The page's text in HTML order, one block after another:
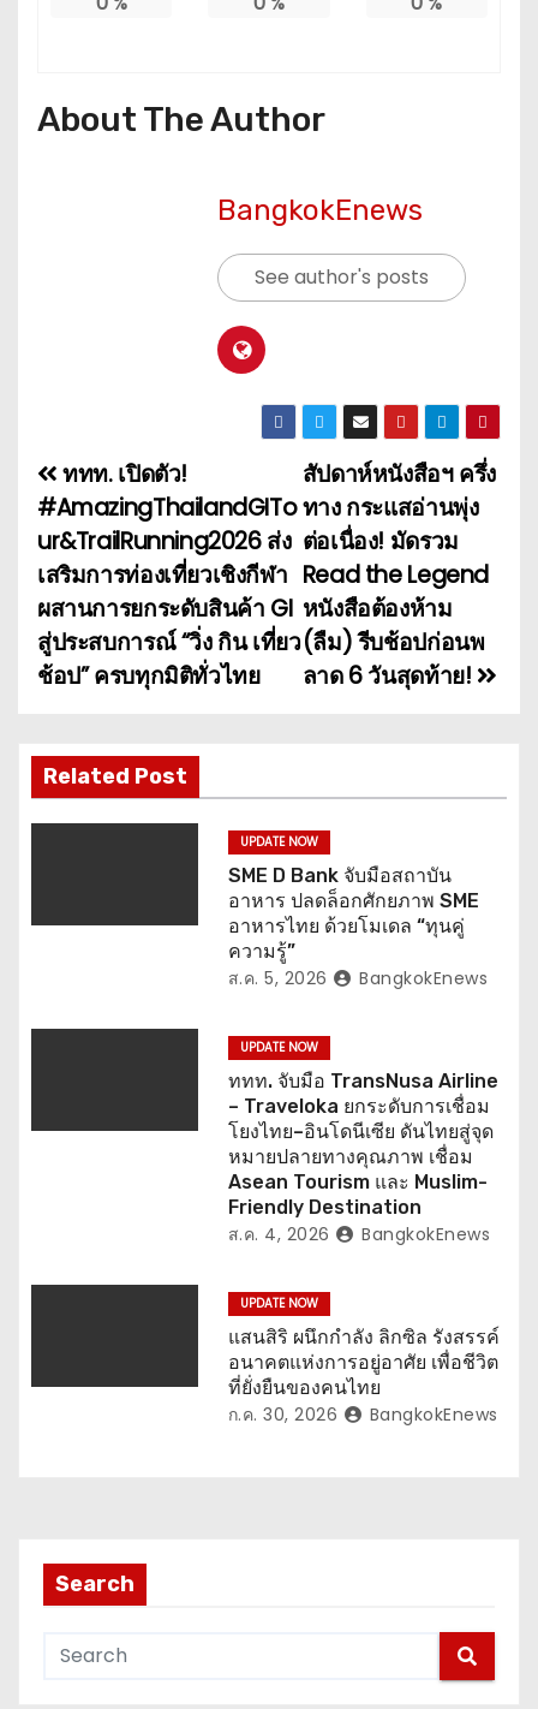
About The Author
BangkokEnews
See author's posts
แ
น
ะ
แ
น
เ
รื่
ง
สัปดาห์หนังสือฯ ครึ่ง
ทาง กระแสอ่านพุ่ง
ต่อเนื่อง! มัดรวม
Read the Legend
หนังสือต้องห้าม
(ลืม) รีบช้อปก่อนพ
ลาด 6 วันสุดท้าย!
ททท. เปิดตัว!
#AmazingThailandGITo
ur&TrailRunning2026 ส่ง
เสริมการท่องเที่ยวเชิงกีฬา
ผสานการยกระดับสินค้า GI
สู่ประสบการณ์ “วิ่ง กิน เที่ยว
ช้อป” ครบทุกมิติทั่วไทย
Related Post
UPDATE NOW
SME D Bank จับมือสถาบัน
อาหาร ปลดล็อกศักยภาพ SME
อาหารไทย ด้วยโมเดล “ทุนคู่
ความรู้”
ส.ค. 5, 2026 BangkokEnews
UPDATE NOW
ททท. จับมือ TransNusa Airline
– Traveloka ยกระดับการเชื่อม
โยงไทย–อินโดนีเซีย ดันไทยสู่จุด
หมายปลายทางคุณภาพ เชื่อม
Asean Tourism และ Muslim-
Friendly Destination
ส.ค. 4, 2026 BangkokEnews
UPDATE NOW
แสนสิริ ผนึกกำลัง ลิกซิล รังสรรค์
อนาคตแห่งการอยู่อาศัย เพื่อชีวิต
ที่ยั่งยืนของคนไทย
ก.ค. 30, 2026 BangkokEnews
Search